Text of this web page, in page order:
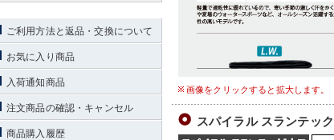
画像をクリックすると拡大します。
スパイラル スランテッ
ご利用方法と返品・交換について
お気に入り商品
入荷通知商品
注文商品の確認・キャンセル
商品購入履歴